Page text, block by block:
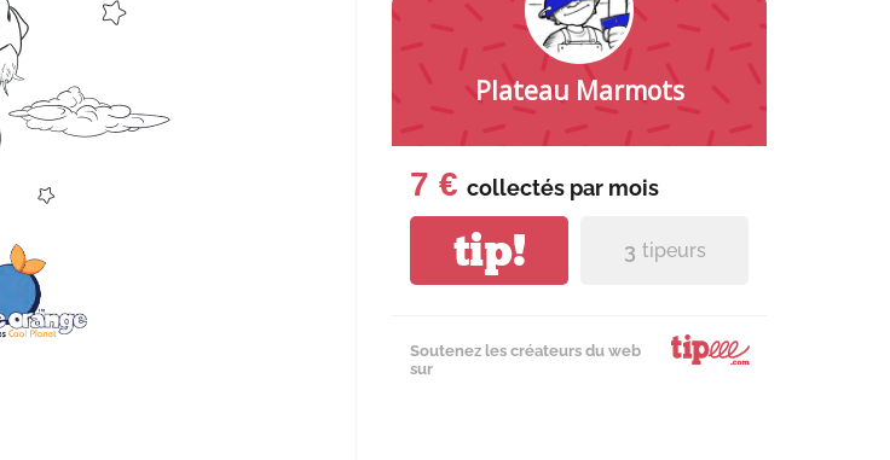
Plateau Marmots
7 € collectés par mois
tip! 3 tipeurs
Soutenez les créateurs du web
sur